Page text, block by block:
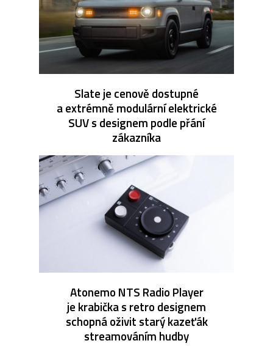
Slate je cenově dostupné
a extrémně modulární elektrické
SUV s designem podle přání
zákazníka
Atonemo NTS Radio Player
je krabička s retro designem
schopná oživit starý kazeťák
streamováním hudby